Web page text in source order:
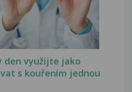
den využijte jako
s kouřením jednou